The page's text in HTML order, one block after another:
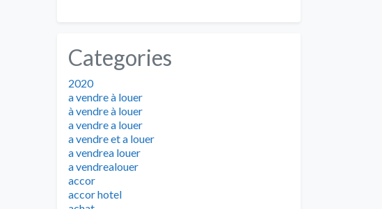
Categories
2020
a vendre à louer
à vendre à louer
a vendre a louer
a vendre et a louer
a vendrea louer
a vendrealouer
accor
accor hotel